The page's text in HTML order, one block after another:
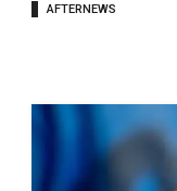
AFTERNEWS